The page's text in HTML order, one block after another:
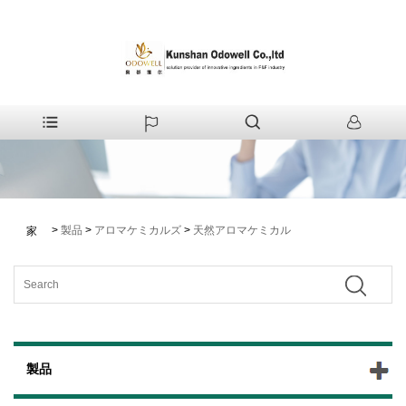
家 > 製品 > アロマケミカルズ > 天然アロマケミカル
製品